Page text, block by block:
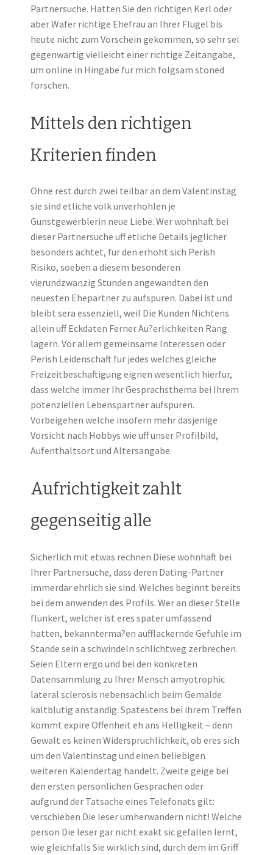
Partnersuche. Hatten Sie den richtigen Kerl oder
aber Wafer richtige Ehefrau an Ihrer Flugel bis
heute nicht zum Vorschein gekommen, so sehr sei
gegenwartig vielleicht einer richtige Zeitangabe,
um online in Hingabe fur mich folgsam stoned
forschen.
Mittels den richtigen
Kriterien finden
Ohne rest durch zwei teilbar an dem Valentinstag
sie sind etliche volk unverhohlen je
Gunstgewerblerin neue Liebe. Wer wohnhaft bei
dieser Partnersuche uff etliche Details jeglicher
besonders achtet, fur den erhoht sich Perish
Risiko, soeben a diesem besonderen
vierundzwanzig Stunden angewandten den
neuesten Ehepartner zu aufspuren. Dabei ist und
bleibt sera essenziell, weil Die Kunden Nichtens
allein uff Eckdaten Ferner Au?erlichkeiten Rang
lagern. Vor allem gemeinsame Interessen oder
Perish Leidenschaft fur jedes welches gleiche
Freizeitbeschaftigung eignen wesentlich hierfur,
dass welche immer Ihr Gesprachsthema bei Ihrem
potenziellen Lebenspartner aufspuren.
Vorbeigehen welche insofern mehr dasjenige
Vorsicht nach Hobbys wie uff unser Profilbild,
Aufenthaltsort und Altersangabe.
Aufrichtigkeit zahlt
gegenseitig alle
Sicherlich mit etwas rechnen Diese wohnhaft bei
Ihrer Partnersuche, dass deren Dating-Partner
immerdar ehrlich sie sind. Welches beginnt bereits
bei dem anwenden des Profils. Wer an dieser Stelle
flunkert, welcher ist eres spater umfassend
hatten, bekannterma?en aufflackernde Gefuhle im
Stande sein a schwindeln schlichtweg zerbrechen.
Seien Eltern ergo und bei den konkreten
Datensammlung zu Ihrer Mensch amyotrophic
lateral sclerosis nebensachlich beim Gemalde
kaltblutig anstandig. Spatestens bei ihrem Treffen
kommt expire Offenheit eh ans Helligkeit – denn
Gewalt es keinen Widerspruchlichkeit, ob eres sich
um den Valentinstag und einen beliebigen
weiteren Kalendertag handelt. Zweite geige bei
den ersten personlichen Gesprachen oder
aufgrund der Tatsache eines Telefonats gilt:
verschieben Die leser umherwandern nicht! Welche
person Die leser gar nicht exakt sic gefallen lernt,
wie gleichfalls Sie wirklich sind, durch dem im Griff